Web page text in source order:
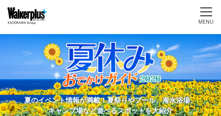
MENU
夏のイベント情報が満載！夏祭りやプール、海水浴場、
キャンプ場など遊べるスポットを大紹介